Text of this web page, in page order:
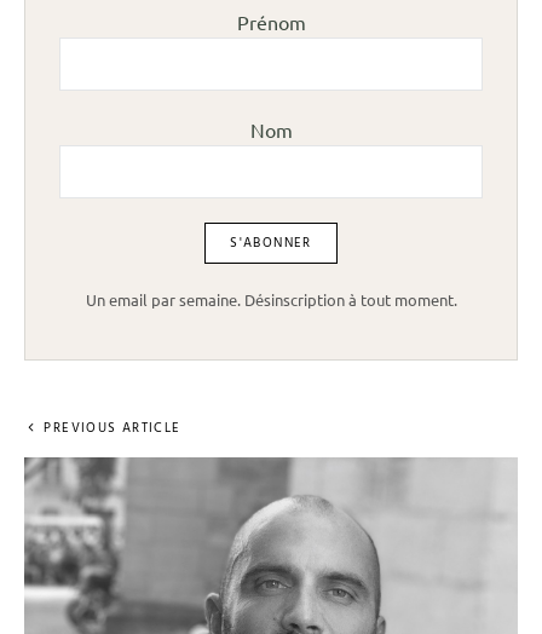
Prénom
Nom
Un email par semaine. Désinscription à tout moment.
PREVIOUS ARTICLE